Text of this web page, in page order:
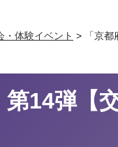
・体験イベント > 「京都
14弾【